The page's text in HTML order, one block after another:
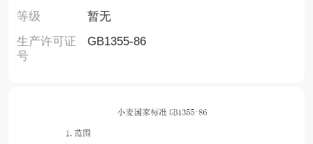
等级
暂无
生产许可证
号
GB1355-86